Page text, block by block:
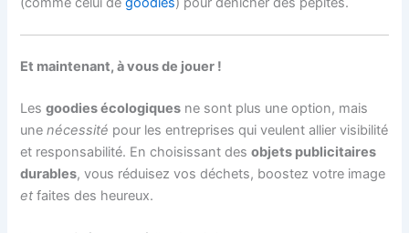
Et maintenant, à vous de jouer !
Lesgoodies écologiques ne sont plus une option, mais
unenécessité pour les entreprises qui veulent allier visibilité
et responsabilité. En choisissant desobjets publicitaires
durables, vous réduisez vos déchets, boostez votre image
et faites des heureux.